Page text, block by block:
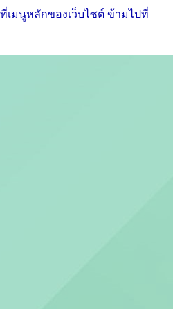
เมนูหลักของเว็บไซต์ ข้ามไปที่